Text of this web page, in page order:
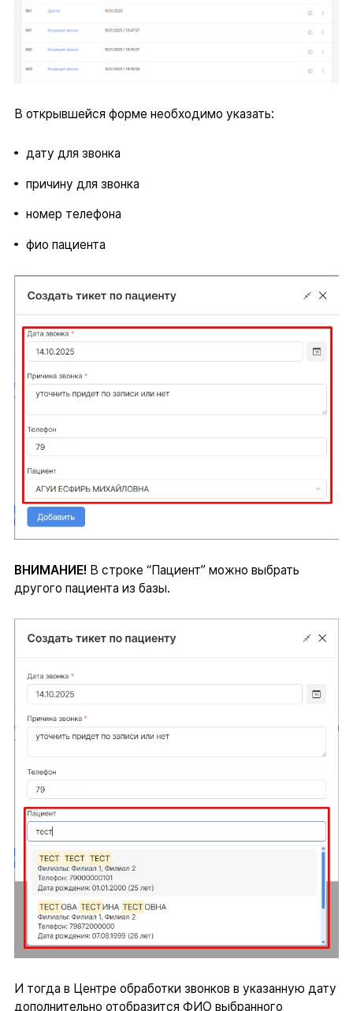
В открывшейся форме необходимо указать:
дату для звонка
причину для звонка
номер телефона
фио пациента
ВНИМАНИЕ! В строке “Пациент” можно выбрать
другого пациента из базы.
И тогда в Центре обработки звонков в указанную дату
дополнительно отобразится ФИО выбранного